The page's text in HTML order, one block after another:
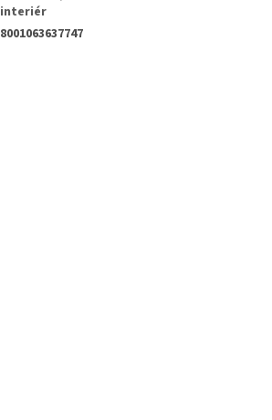
interiér
8001063637747